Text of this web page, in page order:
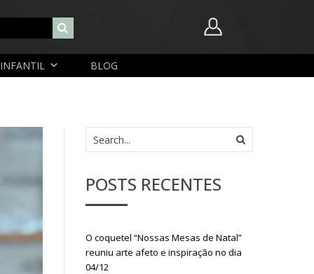
Nome de usuário ou endereço de e-mail
Senha
Lembrar-me
Lost Password
Cadastrar Conta
INFANTIL BLOG
POSTS RECENTES
O coquetel “Nossas Mesas de Natal”
reuniu arte afeto e inspiração no dia
04/12